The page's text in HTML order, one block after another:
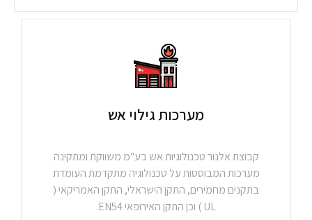
מערכות גילוי אש
קבוצת אלנור טכנולוגיות אש בע"מ משווקת ומתקינה
מערכות המבוססות על טכנולוגיה מתקדמת העומדת
בתקנים מחמירים, התקן הישראלי, התקן האמריקאי (
UL ) וכן התקן האירופאי EN54.